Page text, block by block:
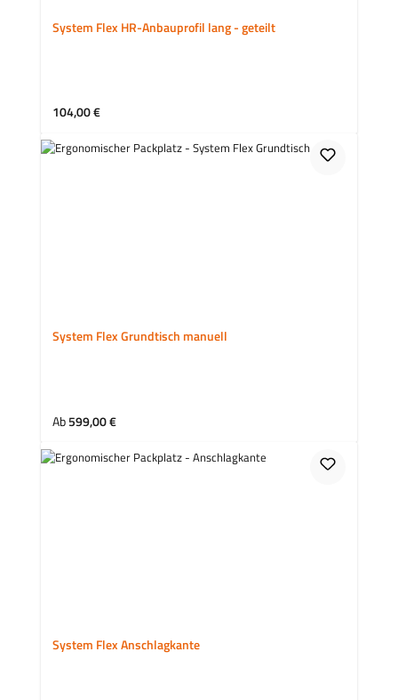
System Flex HR-Anbauprofil lang - geteilt
Regulärer Preis:
104,00 €
System Flex Grundtisch manuell
Ab599,00 €
System Flex Anschlagkante